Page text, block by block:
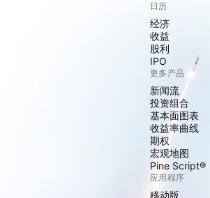
日历
经济
收益
股利
IPO
更多产品
新闻流
投资组合
基本面图表
收益率曲线
期权
宏观地图
Pine Script®
应用程序
移动版